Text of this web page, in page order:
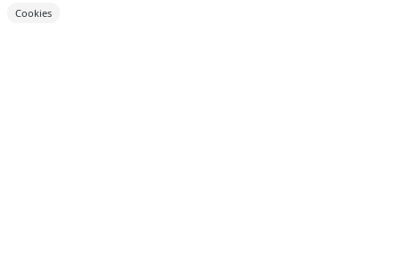
Cookies